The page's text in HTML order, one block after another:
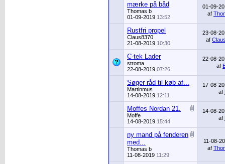
mærke på båd
Thomas b
01-09-2019 13:52
01-09-
af
Rustfri propel
Claus8370
21-08-2019 10:30
23-08-
af
C-tek Lader
stroma
22-08-2019 07:26
22-08-
af
Søger råd til køb af...
Martinmus
14-08-2019 12:11
17-08-
af
Moffes Nordan 21.
Moffe
14-08-2019 15:44
14-08-
af
ny mand på fenderen
med...
Thomas b
11-08-2019 11:29
11-08-
af